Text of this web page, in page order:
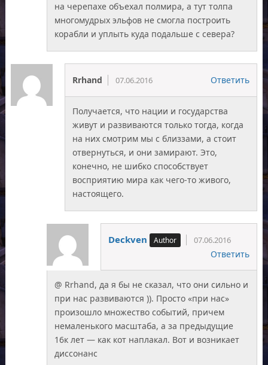
на черепахе объехал полмира, а тут толпа
многомудрых эльфов не смогла построить
корабли и уплыть куда подальше с севера?
Rrhand 07.06.2016 Ответить
Получается, что нации и государства
живут и развиваются только тогда, когда
на них смотрим мы с близзами, а стоит
отвернуться, и они замирают. Это,
конечно, не шибко способствует
восприятию мира как чего-то живого,
настоящего.
Deckven 07.06.2016
Ответить
@ Rrhand, да я бы не сказал, что они сильно и
при нас развиваются )). Просто «при нас»
произошло множество событий, причем
немаленького масштаба, а за предыдущие
16к лет — как кот наплакал. Вот и возникает
диссонанс